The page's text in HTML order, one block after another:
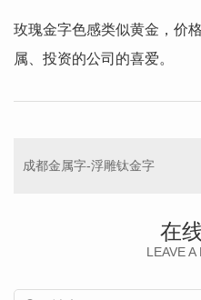
玫瑰金字色感类似黄金，价
属、投资的公司的喜爱。
成都金属字-浮雕钛金字
在
LEAVE